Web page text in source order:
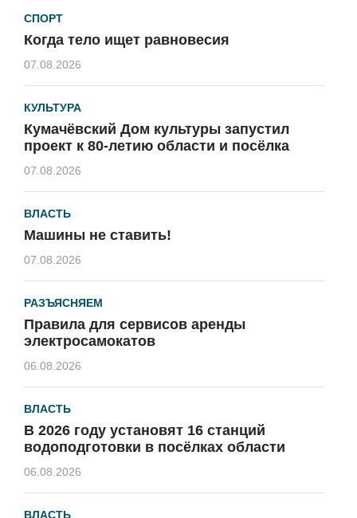
СПОРТ
Когда тело ищет равновесия
07.08.2026
КУЛЬТУРА
Кумачёвский Дом культуры запустил
проект к 80-летию области и посёлка
07.08.2026
ВЛАСТЬ
Машины не ставить!
07.08.2026
РАЗЪЯСНЯЕМ
Правила для сервисов аренды
электросамокатов
06.08.2026
ВЛАСТЬ
В 2026 году установят 16 станций
водоподготовки в посёлках области
06.08.2026
ВЛАСТЬ